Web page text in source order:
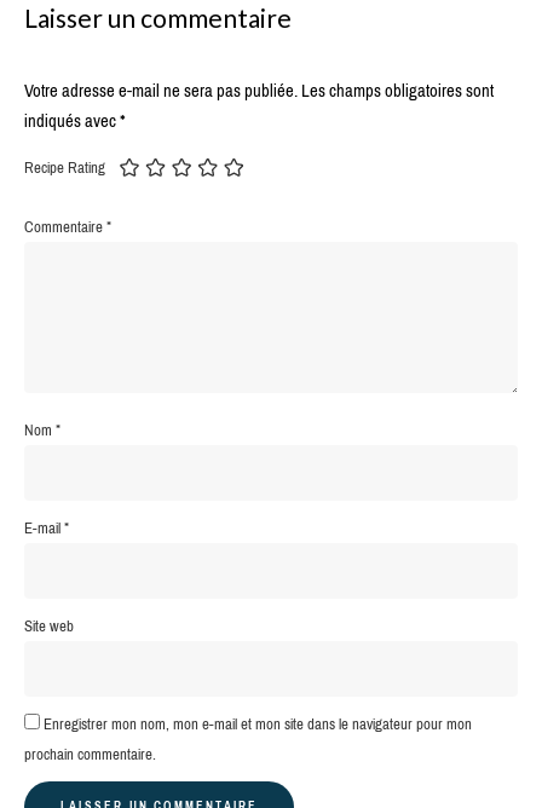
Laisser un commentaire
Votre adresse e-mail ne sera pas publiée.Les champs obligatoires sont
indiqués avec*
Recipe Rating
Commentaire*
Nom*
E-mail*
Site web
Enregistrer mon nom, mon e-mail et mon site dans le navigateur pour mon
prochain commentaire.